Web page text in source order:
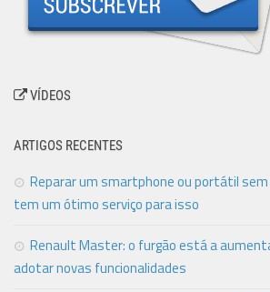
VÍDEOS
ARTIGOS RECENTES
Reparar um smartphone ou portátil sem
tem um ótimo serviço para isso
Renault Master: o furgão está a
adotar novas funcionalidades